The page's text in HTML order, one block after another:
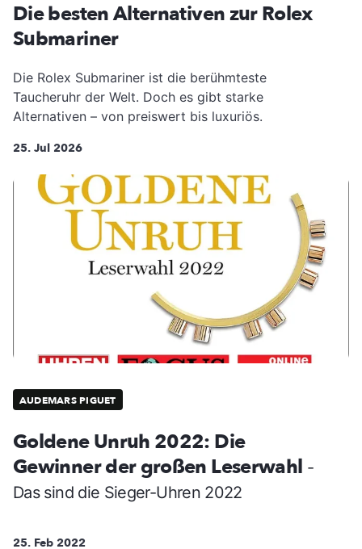
Die besten Alternativen zur Rolex
Submariner
Die Rolex Submariner ist die berühmteste
Taucheruhr der Welt. Doch es gibt starke
Alternativen – von preiswert bis luxuriös.
25. Jul 2026
AUDEMARS PIGUET
Goldene Unruh 2022: Die
Gewinner der großen Leserwahl -
Das sind die Sieger-Uhren 2022
25. Feb 2022